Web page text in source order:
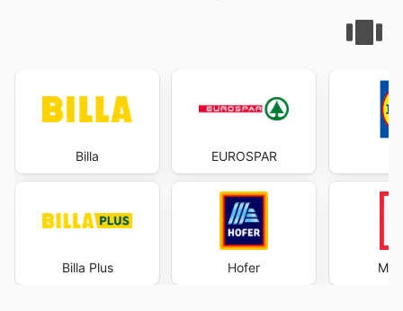
Billa
Billa Plus
EUROSPAR
Hofer